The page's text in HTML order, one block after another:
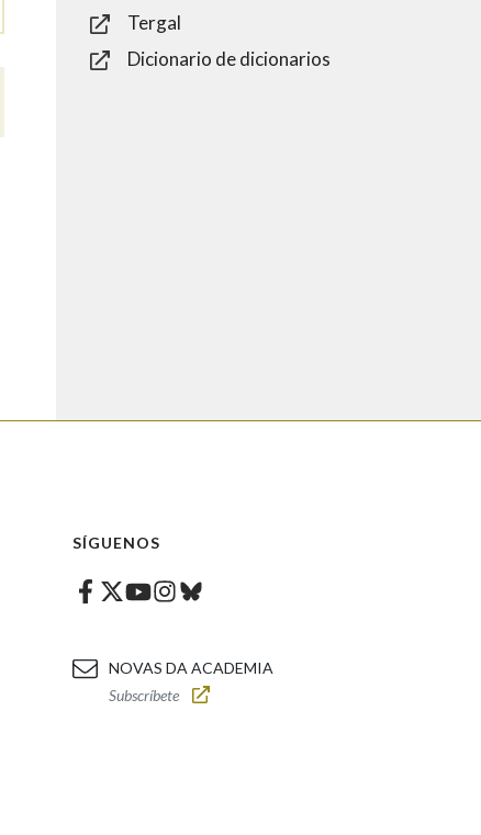
Tergal
Dicionario de dicionarios
SÍGUENOS
Facebook
Twitter
Youtube
Instagram
Bluesky
NOVAS DA ACADEMIA
Subscríbete